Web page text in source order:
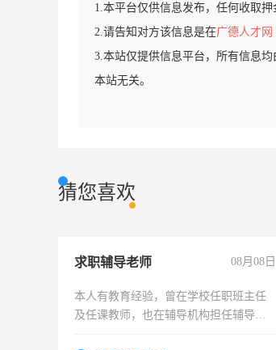
1.本平台仅供信息发布，任何收取
2.请告知对方该信息是在广德人才网
3.本站仅提供信息平台，所有信息
本站无关。
猜您喜欢
求职辅导老师 08月08日
本人有教育经验，曾在学校任职班主任
及任课教师，也在辅导机构担任辅导教